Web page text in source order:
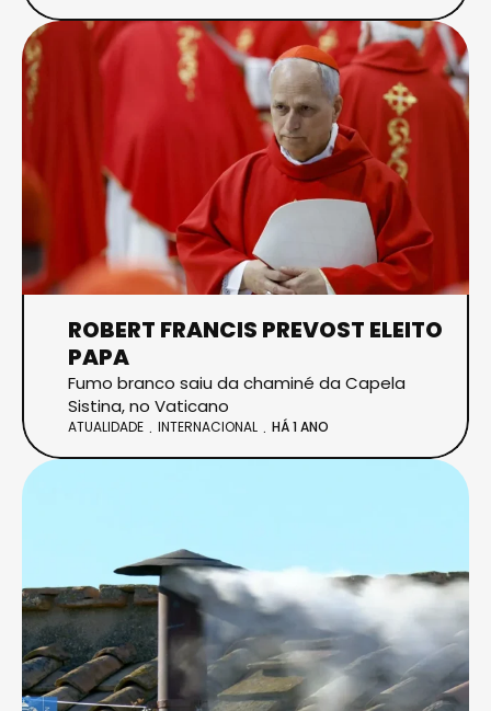
ROBERT FRANCIS PREVOST ELEITO
PAPA
Fumo branco saiu da chaminé da Capela
Sistina, no Vaticano
ATUALIDADE INTERNACIONAL HÁ 1 ANO